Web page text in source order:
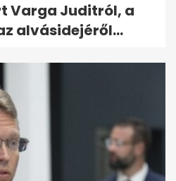
Varga Juditról, a
alvásidejéről...